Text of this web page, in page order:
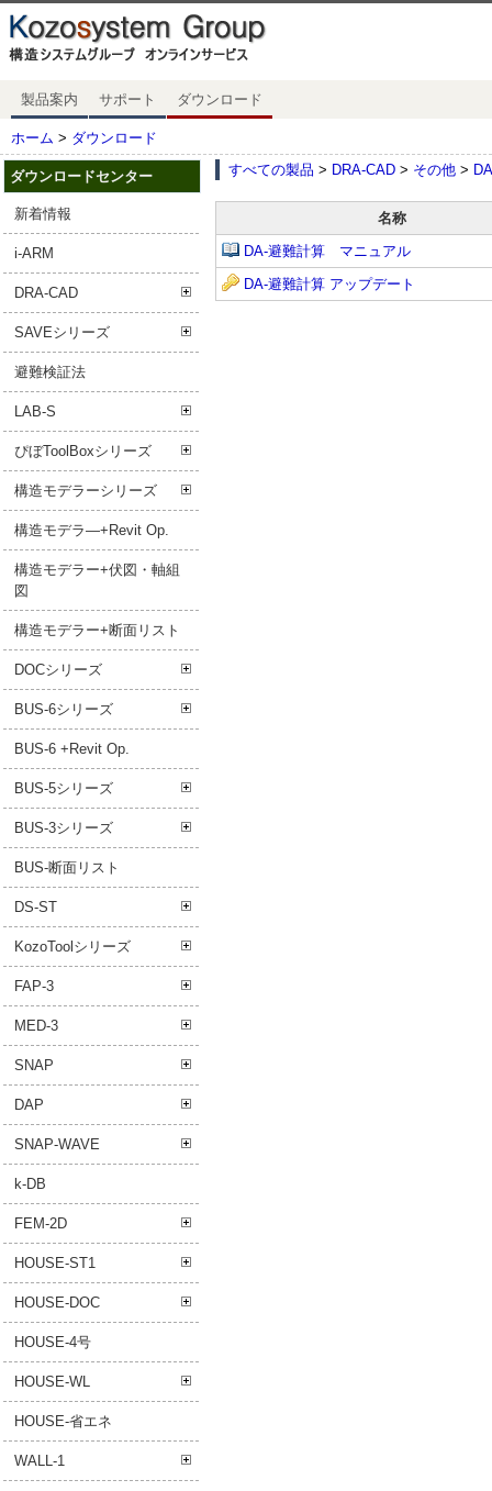
製品案内 サポート ダウンロード
ホーム > ダウンロード
ダウンロードセンター
新着情報
i-ARM
DRA-CAD
SAVEシリーズ
避難検証法
LAB-S
ぴぼToolBoxシリーズ
構造モデラーシリーズ
構造モデラ―+Revit Op.
構造モデラー+伏図・軸組
図
構造モデラー+断面リスト
DOCシリーズ
BUS-6シリーズ
BUS-6 +Revit Op.
BUS-5シリーズ
BUS-3シリーズ
BUS-断面リスト
DS-ST
KozoToolシリーズ
FAP-3
MED-3
SNAP
DAP
SNAP-WAVE
k-DB
FEM-2D
HOUSE-ST1
HOUSE-DOC
HOUSE-4号
HOUSE-WL
HOUSE-省エネ
WALL-1
すべての製品 > DRA-CAD > その他 >
名称
DA-避難計算 マニュアル
DA-避難計算 アップデート